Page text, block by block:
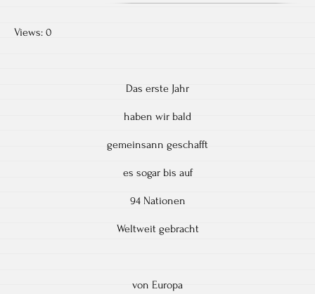
Views: 0
Das erste Jahr
haben wir bald
gemeinsann geschafft
es sogar bis auf
94 Nationen
Weltweit gebracht
von Europa